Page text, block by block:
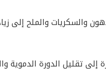
والسكريات والملح إلى
تقليل الدورة الدموية